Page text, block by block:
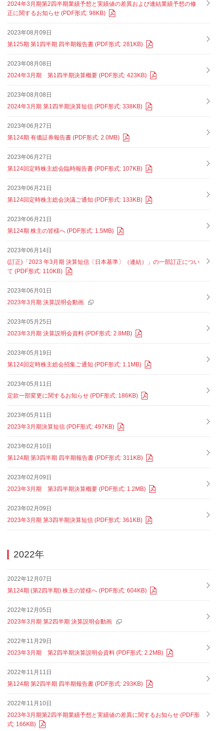
2024年3月期第2四半期業績予想と実績値の差異および連結業績予想の修
正に関するお知らせ (PDF形式: 98KB)
2023年08月09日
第125期 第1四半期 四半期報告書 (PDF形式: 281KB)
2023年08月08日
2024年3月期 第1四半期決算概要 (PDF形式: 423KB)
2023年08月08日
2024年3月期 第1四半期決算短信 (PDF形式: 338KB)
2023年06月27日
第124期 有価証券報告書 (PDF形式: 2.0MB)
2023年06月27日
第124回定時株主総会臨時報告書 (PDF形式: 107KB)
2023年06月21日
第124回定時株主総会決議ご通知 (PDF形式: 133KB)
2023年06月21日
第124期 株主の皆様へ (PDF形式: 1.5MB)
2023年06月14日
(訂正)「2023 年3月期 決算短信〔日本基準〕（連結）」の一部訂正につい
て (PDF形式: 110KB)
2023年06月01日
2023年3月期 決算説明会動画
2023年05月25日
2023年3月期 決算説明会資料 (PDF形式: 2.8MB)
2023年05月19日
第124回定時株主総会招集ご通知 (PDF形式: 1.1MB)
2023年05月11日
定款一部変更に関するお知らせ (PDF形式: 186KB)
2023年05月11日
2023年3月期決算短信 (PDF形式: 497KB)
2023年02月10日
第124期 第3四半期 四半期報告書 (PDF形式: 311KB)
2023年02月09日
2023年3月期 第3四半期決算概要 (PDF形式: 1.2MB)
2023年02月09日
2023年3月期 第3四半期決算短信 (PDF形式: 361KB)
2022年
2022年12月07日
第124期 (第2四半期) 株主の皆様へ (PDF形式: 604KB)
2022年12月05日
2023年3月期 第2四半期 決算説明会動画
2022年11月29日
2023年3⽉期 第2四半期決算説明会資料 (PDF形式: 2.2MB)
2022年11月11日
第124期 第2四半期 四半期報告書 (PDF形式: 293KB)
2022年11月10日
2023年3月期第2四半期業績予想と実績値の差異に関するお知らせ (PDF形
式: 166KB)